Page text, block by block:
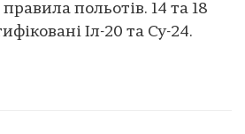
польотів. 14 та 18
Іл-20 та Су-24.